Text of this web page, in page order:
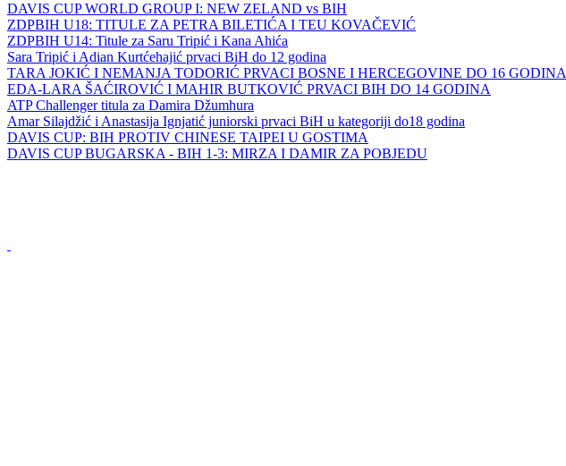
DAVIS CUP WORLD GROUP I: NEW ZELAND vs BIH
ZDPBIH U18: TITULE ZA PETRA BILETIĆA I TEU KOVAČEVIĆ
ZDPBIH U14: Titule za Saru Tripić i Kana Ahića
Sara Tripić i Adian Kurtćehajić prvaci BiH do 12 godina
TARA JOKIĆ I NEMANJA TODORIĆ PRVACI BOSNE I HERCEGOVINE DO 16 GODINA
EDA-LARA ŠAĆIROVIĆ I MAHIR BUTKOVIĆ PRVACI BIH DO 14 GODINA
ATP Challenger titula za Damira Džumhura
Amar Silajdžić i Anastasija Ignjatić juniorski prvaci BiH u kategoriji do18 godina
DAVIS CUP: BIH PROTIV CHINESE TAIPEI U GOSTIMA
DAVIS CUP BUGARSKA - BIH 1-3: MIRZA I DAMIR ZA POBJEDU